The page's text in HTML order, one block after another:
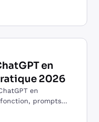
Décryptage.
en
2026
en
prompts
des données.